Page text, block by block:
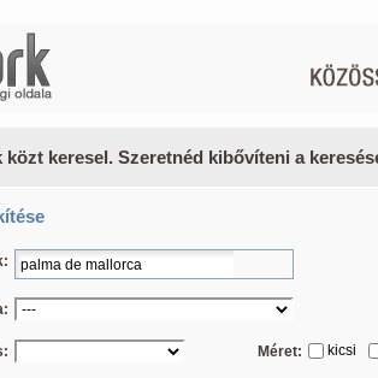
közt keresel. Szeretnéd kibővíteni a
Méret: kicsi